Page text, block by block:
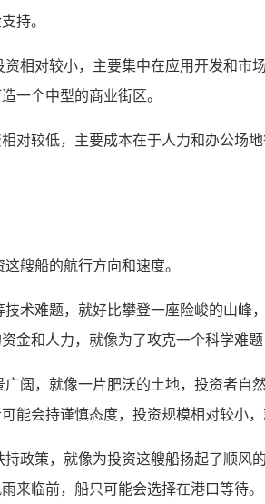
持。
相对较小，主要集中在应用开发和市
一个中型的商业街区。
对较低，主要成本在于人力和办公场
艘船的航行方向和速度。
术难题，就好比攀登一座险峻的山峰
和人力，就像为了攻克一个科学难
，就像一片肥沃的土地，投资者自
会持谨慎态度，投资规模相对较小
政策，就像为投资这艘船扬起了顺风
来临前，船只可能会选择在港口等待。